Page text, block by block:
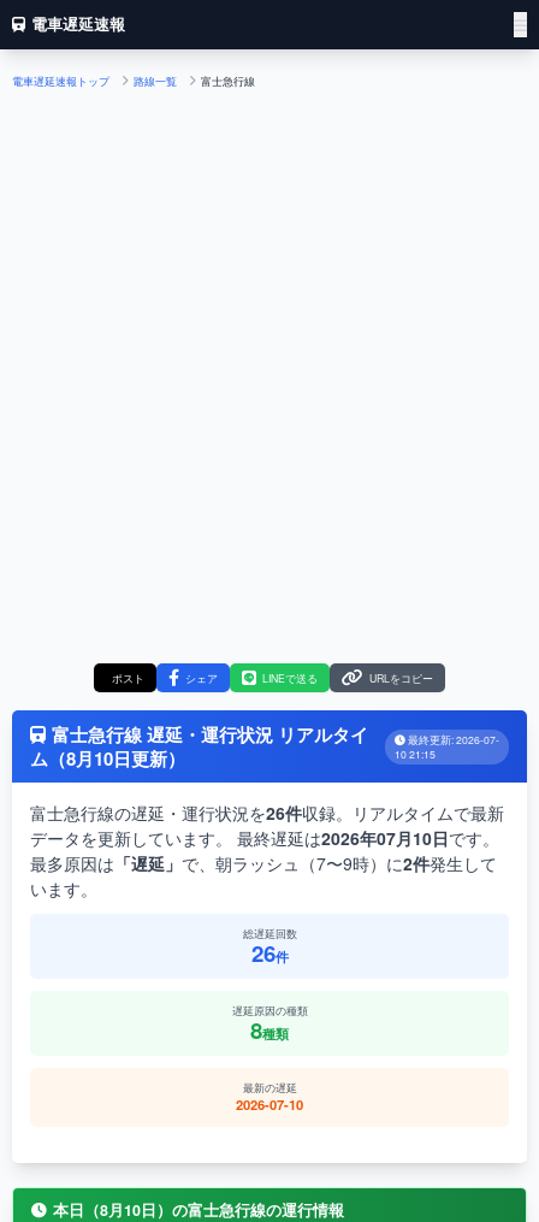
電車遅延速報
電車遅延速報トップ 路線一覧 富士急行線
ポスト シェア LINEで送る URLをコピー
富士急行線 遅延・運行状況 リアルタイ
ム（8月10日更新）
最終更新: 2026-07-
10 21:15
富士急行線の遅延・運行状況を26件収録。リアルタイムで最新
データを更新しています。 最終遅延は2026年07月10日です。
最多原因は 「遅延」 で、朝ラッシュ（7〜9時）に2件発生して
います。
総遅延回数
26件
遅延原因の種類
8種類
最新の遅延
2026-07-10
本日（8月10日）の富士急行線の運行情報